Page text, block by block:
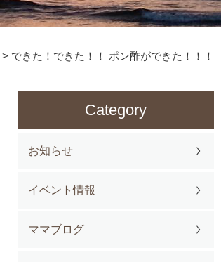
> できた！できた！！ ポン酢ができた！！！
Category
お知らせ
イベント情報
ママブログ